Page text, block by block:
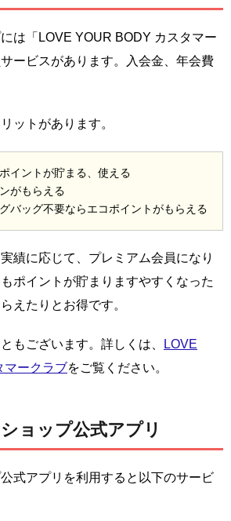
は「LOVE YOUR BODY カスタマー
ービスがあります。入会金、年会費
ットがあります。
イントが貯まる、使える
がもらえる
バッグ不要ならエコポイントがもらえる
績に応じて、プレミアム会員になり
ポイントが貯まりますやすくなった
えたりとお得です。
もございます。詳しくは、
LOVE
マークラブをご覧ください。
ョップ公式アプリ
式アプリを利用すると以下のサービ